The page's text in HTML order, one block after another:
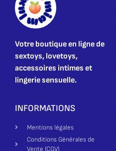
Votre boutique en ligne de
sextoys, lovetoys,
accessoires intimes et
lingerie sensuelle.
INFORMATIONS
Mentions légales
Conditions Générales de
Vente (CGV)